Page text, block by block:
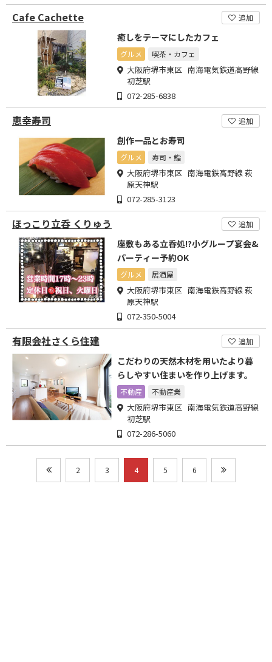
Cafe Cachette 追加
癒しをテーマにしたカフェ
グルメ 喫茶・カフェ
大阪府堺市東区 南海電気鉄道高野線
初芝駅
072-285-6838
恵幸寿司 追加
創作一品とお寿司
グルメ 寿司・鮨
大阪府堺市東区 南海電鉄高野線 萩
原天神駅
072-285-3123
ほっこり立呑 くりゅう 追加
座敷もある立呑処!?小グループ宴会&
パーティー予約OK
グルメ 居酒屋
大阪府堺市東区 南海電鉄高野線 萩
原天神駅
072-350-5004
有限会社さくら住建 追加
こだわりの天然木材を用いたより暮
らしやすい住まいを作り上げます。
不動産 不動産業
大阪府堺市東区 南海電気鉄道高野線
初芝駅
072-286-5060
2 3 4 5 6